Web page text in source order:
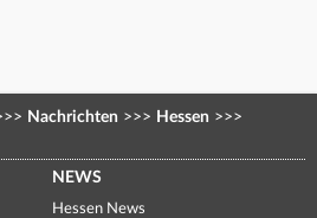
Nachrichten >>> Hessen >>>
NEWS
Hessen News